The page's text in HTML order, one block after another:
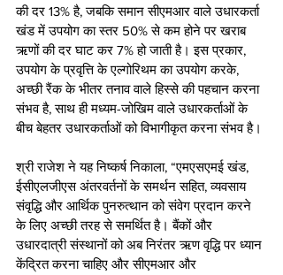
की दर 13% है, जबकि समान सीएमआर वाले उधारकर्ता
खंड में उपयोग का स्तर 50% से कम होने पर खराब
ऋणों की दर घाट कर 7% हो जाती है। इस प्रकार,
उपयोग के प्रवृत्ति के एल्गोरिथम का उपयोग करके,
अच्छी रैंक के भीतर तनाव वाले हिस्से की पहचान करना
संभव है, साथ ही मध्यम-जोखिम वाले उधारकर्ताओं के
बीच बेहतर उधारकर्ताओं को विभागीकृत करना संभव है।
श्री राजेश ने यह निष्कर्ष निकाला, “एमएसएमई खंड,
ईसीएलजीएस अंतरवर्तनों के समर्थन सहित, व्यवसाय
संवृद्धि और आर्थिक पुनरुत्थान को संवेग प्रदान करने
के लिए अच्छी तरह से समर्थित है। बैंकों और
उधारदात्री संस्थानों को अब निरंतर ऋण वृद्धि पर ध्यान
केंद्रित करना चाहिए और सीएमआर और